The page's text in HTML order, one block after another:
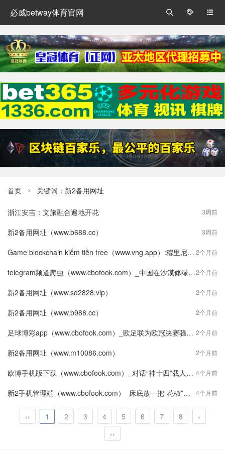
必威betway体育官网 


首页  关键词：新2备用网址
3周前
浙江安吉：文旅融合遍地开花
3周前
新2备用网址（www.b688.cc）
2个月前
Game blockchain kiếm tiền free（www.vng.app）:穆里尼奥再丢冠！帕特里西奥送点 罗马1-2克雷莫纳无缘意大利4强
2个月前
telegram频道爬虫（www.cbofook.com）_中国在沙漠修绿色走廊，横穿死亡之海，耗资千万造108个水井房
2个月前
新2备用网址（www.sd2828.vip）
2个月前
新2备用网址（www.b988.cc）
2个月前
足球博彩app（www.cbofook.com）_欧足联为欧冠决赛骚乱致歉：已启动独立调查
2个月前
新2备用网址（www.m10086.com）
4个月前
欧博手机版下载（www.cbofook.com）_对话“神十四”载人飞行任务0号指挥：什么是“零窗口发射”？
4个月前
新2手机管理端（www.cbofook.com）_床底放一把“花椒”，作用多，好多人都不知道它的秘密
‹‹ 1 2 3 4 5 6 7 8
›
››